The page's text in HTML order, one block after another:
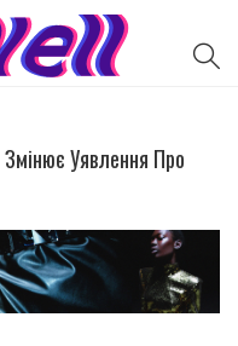
Уявлення Про